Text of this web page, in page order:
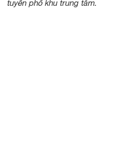
tuyến phố khu trung tâm.